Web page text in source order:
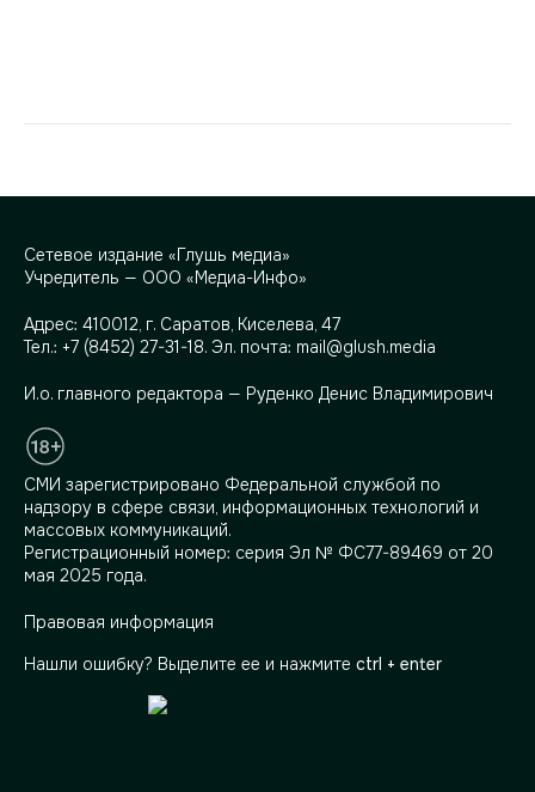
Сетевое издание «Глушь медиа»
Учредитель — ООО «Медиа-Инфо»
Адрес: 410012, г. Саратов, Киселева, 47
Тел.: +7 (8452) 27-31-18. Эл. почта: mail@glush.media
И.о. главного редактора — Руденко Денис Владимирович
СМИ зарегистрировано Федеральной службой по
надзору в сфере связи, информационных технологий и
массовых коммуникаций.
Регистрационный номер: серия Эл № ФС77-89469 от 20
мая 2025 года.
Правовая информация
Нашли ошибку? Выделите ее и нажмите ctrl + enter